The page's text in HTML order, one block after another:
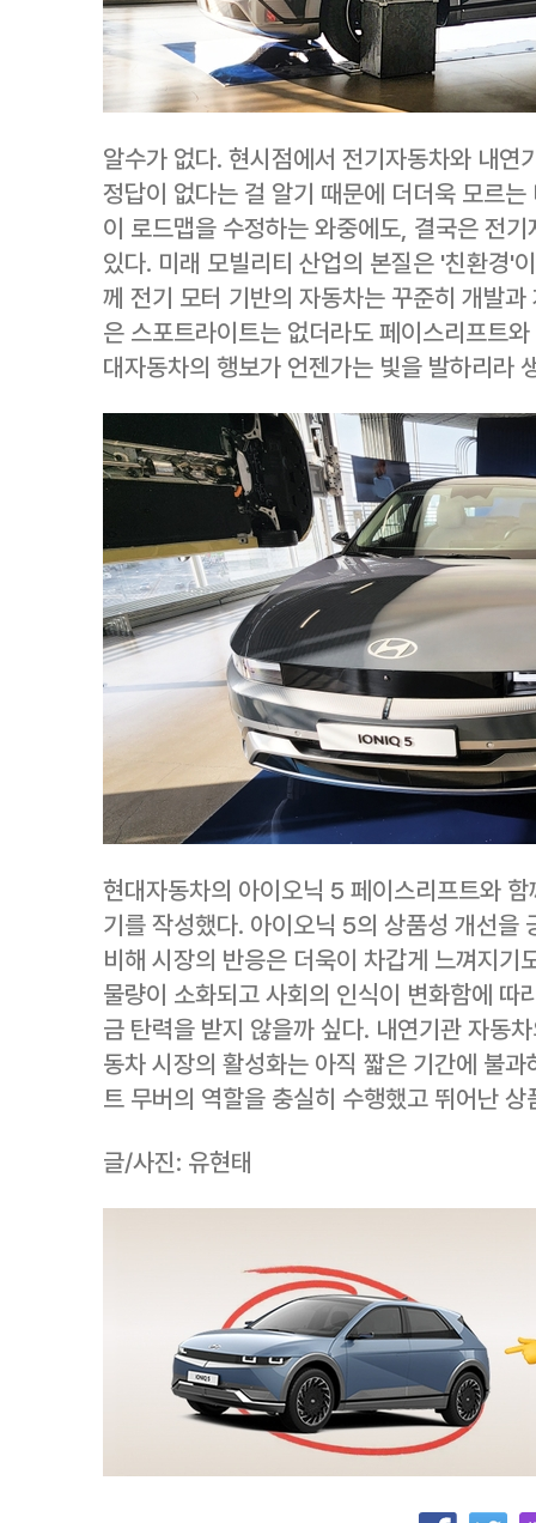
알수가 없다. 현시점에서 전기자동차와 내연
정답이 없다는 걸 알기 때문에 더더욱 모르
이 로드맵을 수정하는 와중에도, 결국은 전
있다. 미래 모빌리티 산업의 본질은 '친환경'
께 전기 모터 기반의 자동차는 꾸준히 개발
은 스포트라이트는 없더라도 페이스리프트
대자동차의 행보가 언젠가는 빛을 발하리라
현대자동차의 아이오닉 5 페이스리프트와
기를 작성했다. 아이오닉 5의 상품성 개선을
비해 시장의 반응은 더욱이 차갑게 느껴지기
물량이 소화되고 사회의 인식이 변화함에 따
금 탄력을 받지 않을까 싶다. 내연기관 자동
동차 시장의 활성화는 아직 짧은 기간에 불
트 무버의 역할을 충실히 수행했고 뛰어난
글/사진: 유현태